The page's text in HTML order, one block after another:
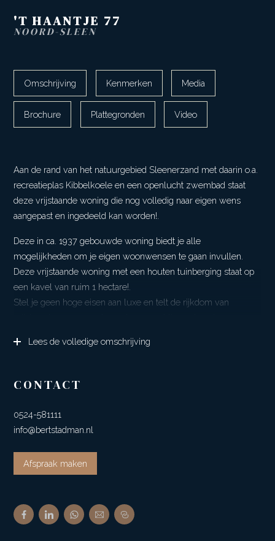
'T HAANTJE 77
NOORD-SLEEN
Omschrijving Kenmerken Media
Brochure Plattegronden Video
Aan de rand van het natuurgebied Sleenerzand met daarin o.a.
recreatieplas Kibbelkoele en een openlucht zwembad staat
deze vrijstaande woning die nog volledig naar eigen wens
aangepast en ingedeeld kan worden!.
Deze in ca. 1937 gebouwde woning biedt je alle
mogelijkheden om je eigen woonwensen te gaan invullen.
Deze vrijstaande woning met een houten tuinberging staat op
een kavel van ruim 1 hectare!.
Stel je geen hoge eisen aan luxe en telt de rijkdom van
paarden of ander (klein) vee dan is dit een unieke kans!
uitrij mogelijkheden zijn en dat er op ca. 700 m. een
In 2021 zijn de huidige eigenaren gestart met het doorvoeren
van enkele bouwkundige aanpassingen, zo is er nu bijv.
dakisolatie, maar er dient nog het een en ander
afgewerkt/afgemaakt te worden.
basisschool, restaurant, fietsenwinkel en meubelzaak is
slechts ca. 500 m. Uiteraard is er een actief verenigingsleven.
Lees de volledige omschrijving
CONTACT
0524-581111
info@bertstadman.nl
Afspraak maken